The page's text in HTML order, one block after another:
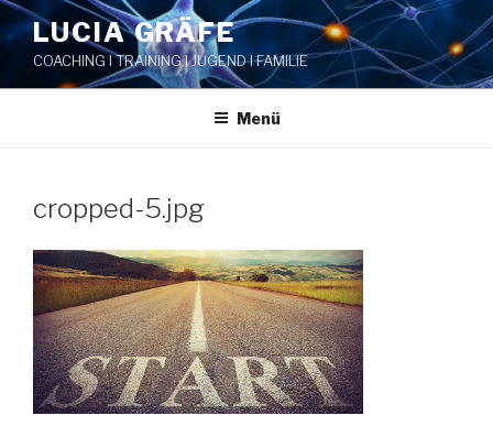
Zum
Inhalt
springen
LUCIA GRÄFE
COACHING I TRAINING I JUGEND I FAMILIE
Menü
cropped-5.jpg